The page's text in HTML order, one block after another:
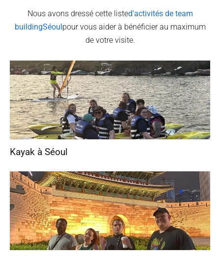
Nous avons dressé cette listed'activités de team
buildingSéoulpour vous aider à bénéficier au maximum
de votre visite.
Kayak à Séoul